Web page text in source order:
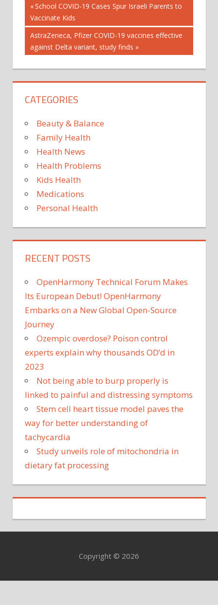
A
DE
MILES
NIÑOS
SUS
Post
navigation
Previous
Post:
School COVID-19 Cases Spur Israeli Parents to
Vaccinate Kids
Next
Post:
AstraZeneca, Pfizer COVID-19 vaccines effective
against Delta variant, study finds
CATEGORIES
Beauty & Balance
Family Health
Health News
Health Problems
Kids Health
Medications
Personal Health
RECENT POSTS
OpenHarmony Technical Forum Makes
Its European Debut! OpenHarmony
Embarks on a New Global Open-Source
Journey
Ozempic overdose? Poison control
experts explain why thousands OD’d in
2023
Not being able to burp properly is
linked to painful and distressing symptoms
Stem cell heart tissue model paves the
way for better understanding of
tachycardia
Study unveils role of mitochondria in
dietary fat processing
Copyright © 2026